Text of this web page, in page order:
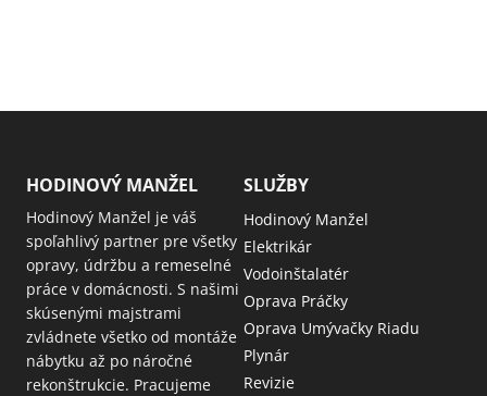
HODINOVÝ MANŽEL
Hodinový Manžel je váš
spoľahlivý partner pre všetky
opravy, údržbu a remeselné
práce v domácnosti. S našimi
skúsenými majstrami
zvládnete všetko od montáže
nábytku až po náročné
rekonštrukcie. Pracujeme
SLUŽBY
Hodinový Manžel
Elektrikár
Vodoinštalatér
Oprava Práčky
Oprava Umývačky Riadu
Plynár
Revizie